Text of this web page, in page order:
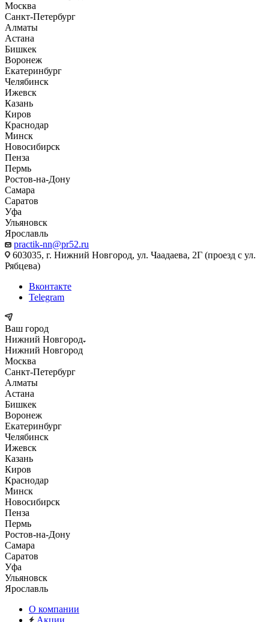
Москва
Санкт-Петербург
Алматы
Астана
Бишкек
Воронеж
Екатеринбург
Челябинск
Ижевск
Казань
Киров
Краснодар
Минск
Новосибирск
Пенза
Пермь
Ростов-на-Дону
Самара
Саратов
Уфа
Ульяновск
Ярославль
practik-nn@pr52.ru
603035, г. Нижний Новгород, ул. Чаадаева, 2Г (проезд с ул.
Рябцева)
Вконтакте
Telegram
Ваш город
Нижний Новгород
Нижний Новгород
Москва
Санкт-Петербург
Алматы
Астана
Бишкек
Воронеж
Екатеринбург
Челябинск
Ижевск
Казань
Киров
Краснодар
Минск
Новосибирск
Пенза
Пермь
Ростов-на-Дону
Самара
Саратов
Уфа
Ульяновск
Ярославль
О компании
Акции